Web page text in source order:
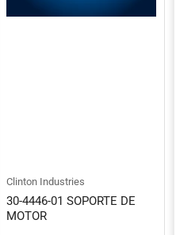
Clinton Industries
30-4446-01 SOPORTE DE
MOTOR